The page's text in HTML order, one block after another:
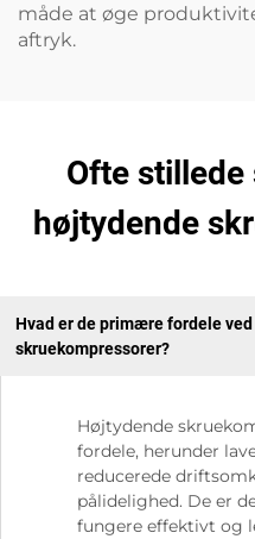
måde at øge
aftryk.
Ofte
højtydende
Hvad er de primære fordele
skruekompressorer?
Højtydende
fordele, herunder
reducerede
pålidelighed. De er
fungere effektivt og